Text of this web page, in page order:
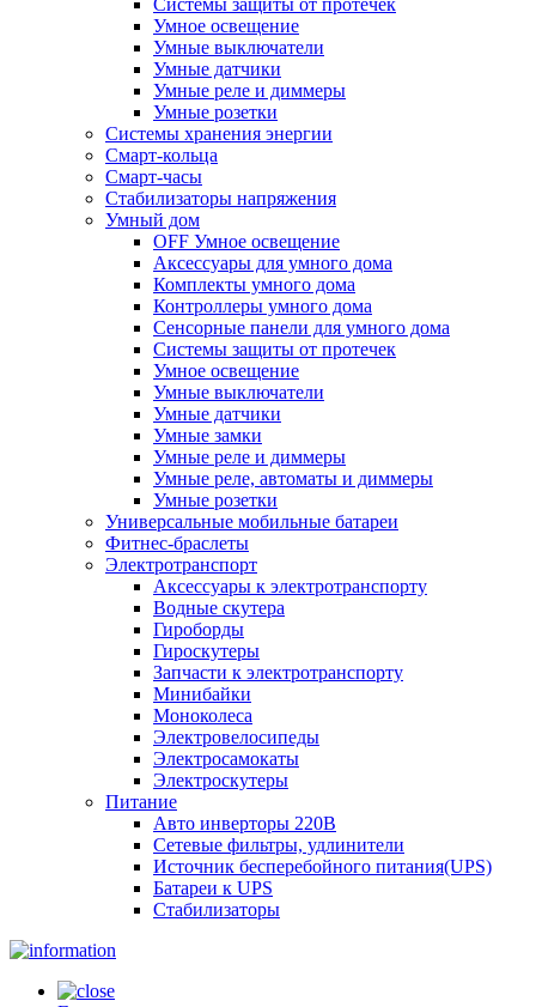
Системы защиты от протечек
Умное освещение
Умные выключатели
Умные датчики
Умные реле и диммеры
Умные розетки
Системы хранения энергии
Смарт-кольца
Смарт-часы
Стабилизаторы напряжения
Умный дом
OFF Умное освещение
Аксессуары для умного дома
Комплекты умного дома
Контроллеры умного дома
Сенсорные панели для умного дома
Системы защиты от протечек
Умное освещение
Умные выключатели
Умные датчики
Умные замки
Умные реле и диммеры
Умные реле, автоматы и диммеры
Умные розетки
Универсальные мобильные батареи
Фитнес-браслеты
Электротранспорт
Аксессуары к электротранспорту
Водные скутера
Гироборды
Гироскутеры
Запчасти к электротранспорту
Минибайки
Моноколеса
Электровелосипеды
Электросамокаты
Электроскутеры
Питание
Авто инверторы 220В
Сетевые фильтры, удлинители
Источник бесперебойного питания(UPS)
Батареи к UPS
Стабилизаторы